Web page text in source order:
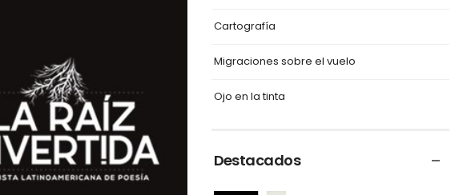
Cartografía
Migraciones sobre el vuelo
Ojo en la tinta
Destacados